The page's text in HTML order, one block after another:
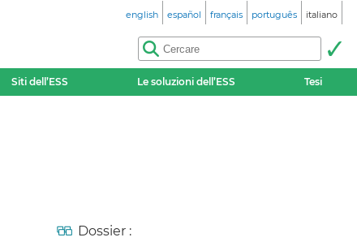
english español français português italiano
Siti dell’ESS Le soluzioni dell’ESS Tesi
Dossier :